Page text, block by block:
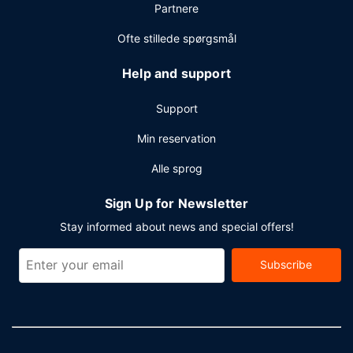
dette hotel er der et område på 398 kvadratmeter til
rådighed, bestående af konferencelokaler og mødelokaler.
Gæster tilbydes lufthavnstransport tur-retur mod et
tillægsgebyr, og gratis selvstændig parkering findes
Partnere
Ofte stillede spørgsmål
Help and support
Support
Min reservation
Alle sprog
Sign Up for Newsletter
Stay informed about news and special offers!
Subscribe